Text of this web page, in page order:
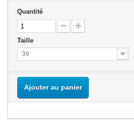
Quantité
Taille
39
Ajouter au panier